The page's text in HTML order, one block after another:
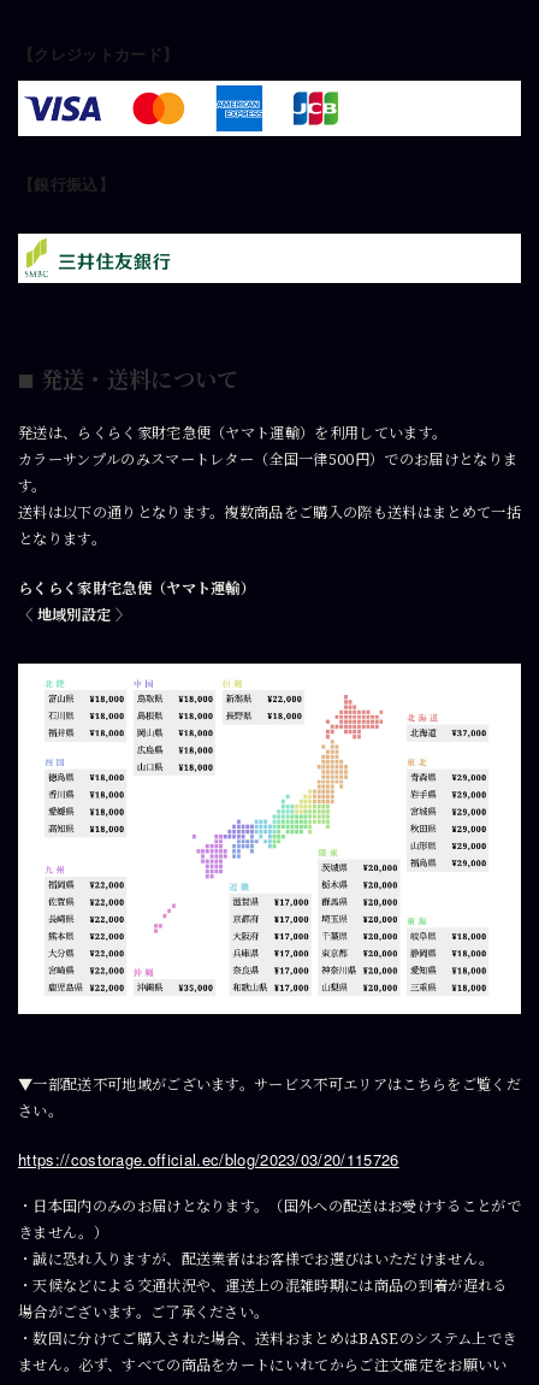
【クレジットカード 】
【 銀行振込 】
■ 発送・送料について
発送は、らくらく家財宅急便（ヤマト運輸）を利用しています。
カラーサンプルのみスマートレター（全国一律500円）でのお届けとなりま
す。
送料は以下の通りとなります。複数商品をご購入の際も送料はまとめて一括
となります。
らくらく家財宅急便（ヤマト運輸）
〈 地域別設定 〉
▼一部配送不可地域がございます。サービス不可エリアはこちらをご覧くだ
さい。
https://costorage.official.ec/blog/2023/03/20/115726
・日本国内のみのお届けとなります。（国外への配送はお受けすることがで
きません。）
・誠に恐れ入りますが、配送業者はお客様でお選びはいただけません。
・天候などによる交通状況や、運送上の混雑時期には商品の到着が遅れる
場合がございます。ご了承ください。
・数回に分けてご購入された場合、送料おまとめはBASEのシステム上でき
ません。必ず、すべての商品をカートにいれてからご注文確定をお願いい